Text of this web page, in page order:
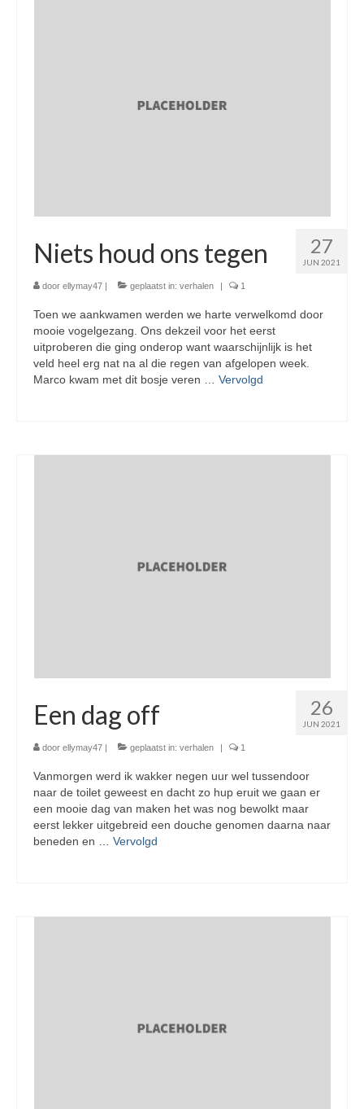
27
JUN 2021
Niets houd ons tegen
door ellymay47 geplaatst in: verhalen 1
Toen we aankwamen werden we harte verwelkomd door
mooie vogelgezang. Ons dekzeil voor het eerst
uitproberen die ging onderop want waarschijnlijk is het
veld heel erg nat na al die regen van afgelopen week.
Marco kwam met dit bosje veren … Vervolgd
26
JUN 2021
Een dag off
door ellymay47 | geplaatst in: verhalen | 1
Vanmorgen werd ik wakker negen uur wel tussendoor
naar de toilet geweest en dacht zo hup eruit we gaan er
een mooie dag van maken het was nog bewolkt maar
eerst lekker uitgebreid een douche genomen daarna naar
beneden en … Vervolgd